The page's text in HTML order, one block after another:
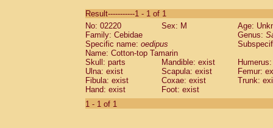
CebidaeSaguinus labiatus(0)
Cebidae Saguinus leucopus (0)
Cebidae
CebidaeSaguinus mystax
Cebidae Saguinus nigricollis (0)
Cebidae Saguinus oedipus
Cebidae Saguinus weddelli
Cebidae Saguinusspp.
Cebidae
Result-----------1 - 1 of 1
No: 02220
Sex: M
Age:
Family: Cebidae
Genus:
Specific name: oedipus
Name: Cotton-top Tamarin
Skull: parts
Mandible: exist
Ulna: exist
Scapula: exist
Femur:
Fibula: exist
Coxae: exist
Trunk:
Hand: exist
Foot: exist
1 - 1 of 1